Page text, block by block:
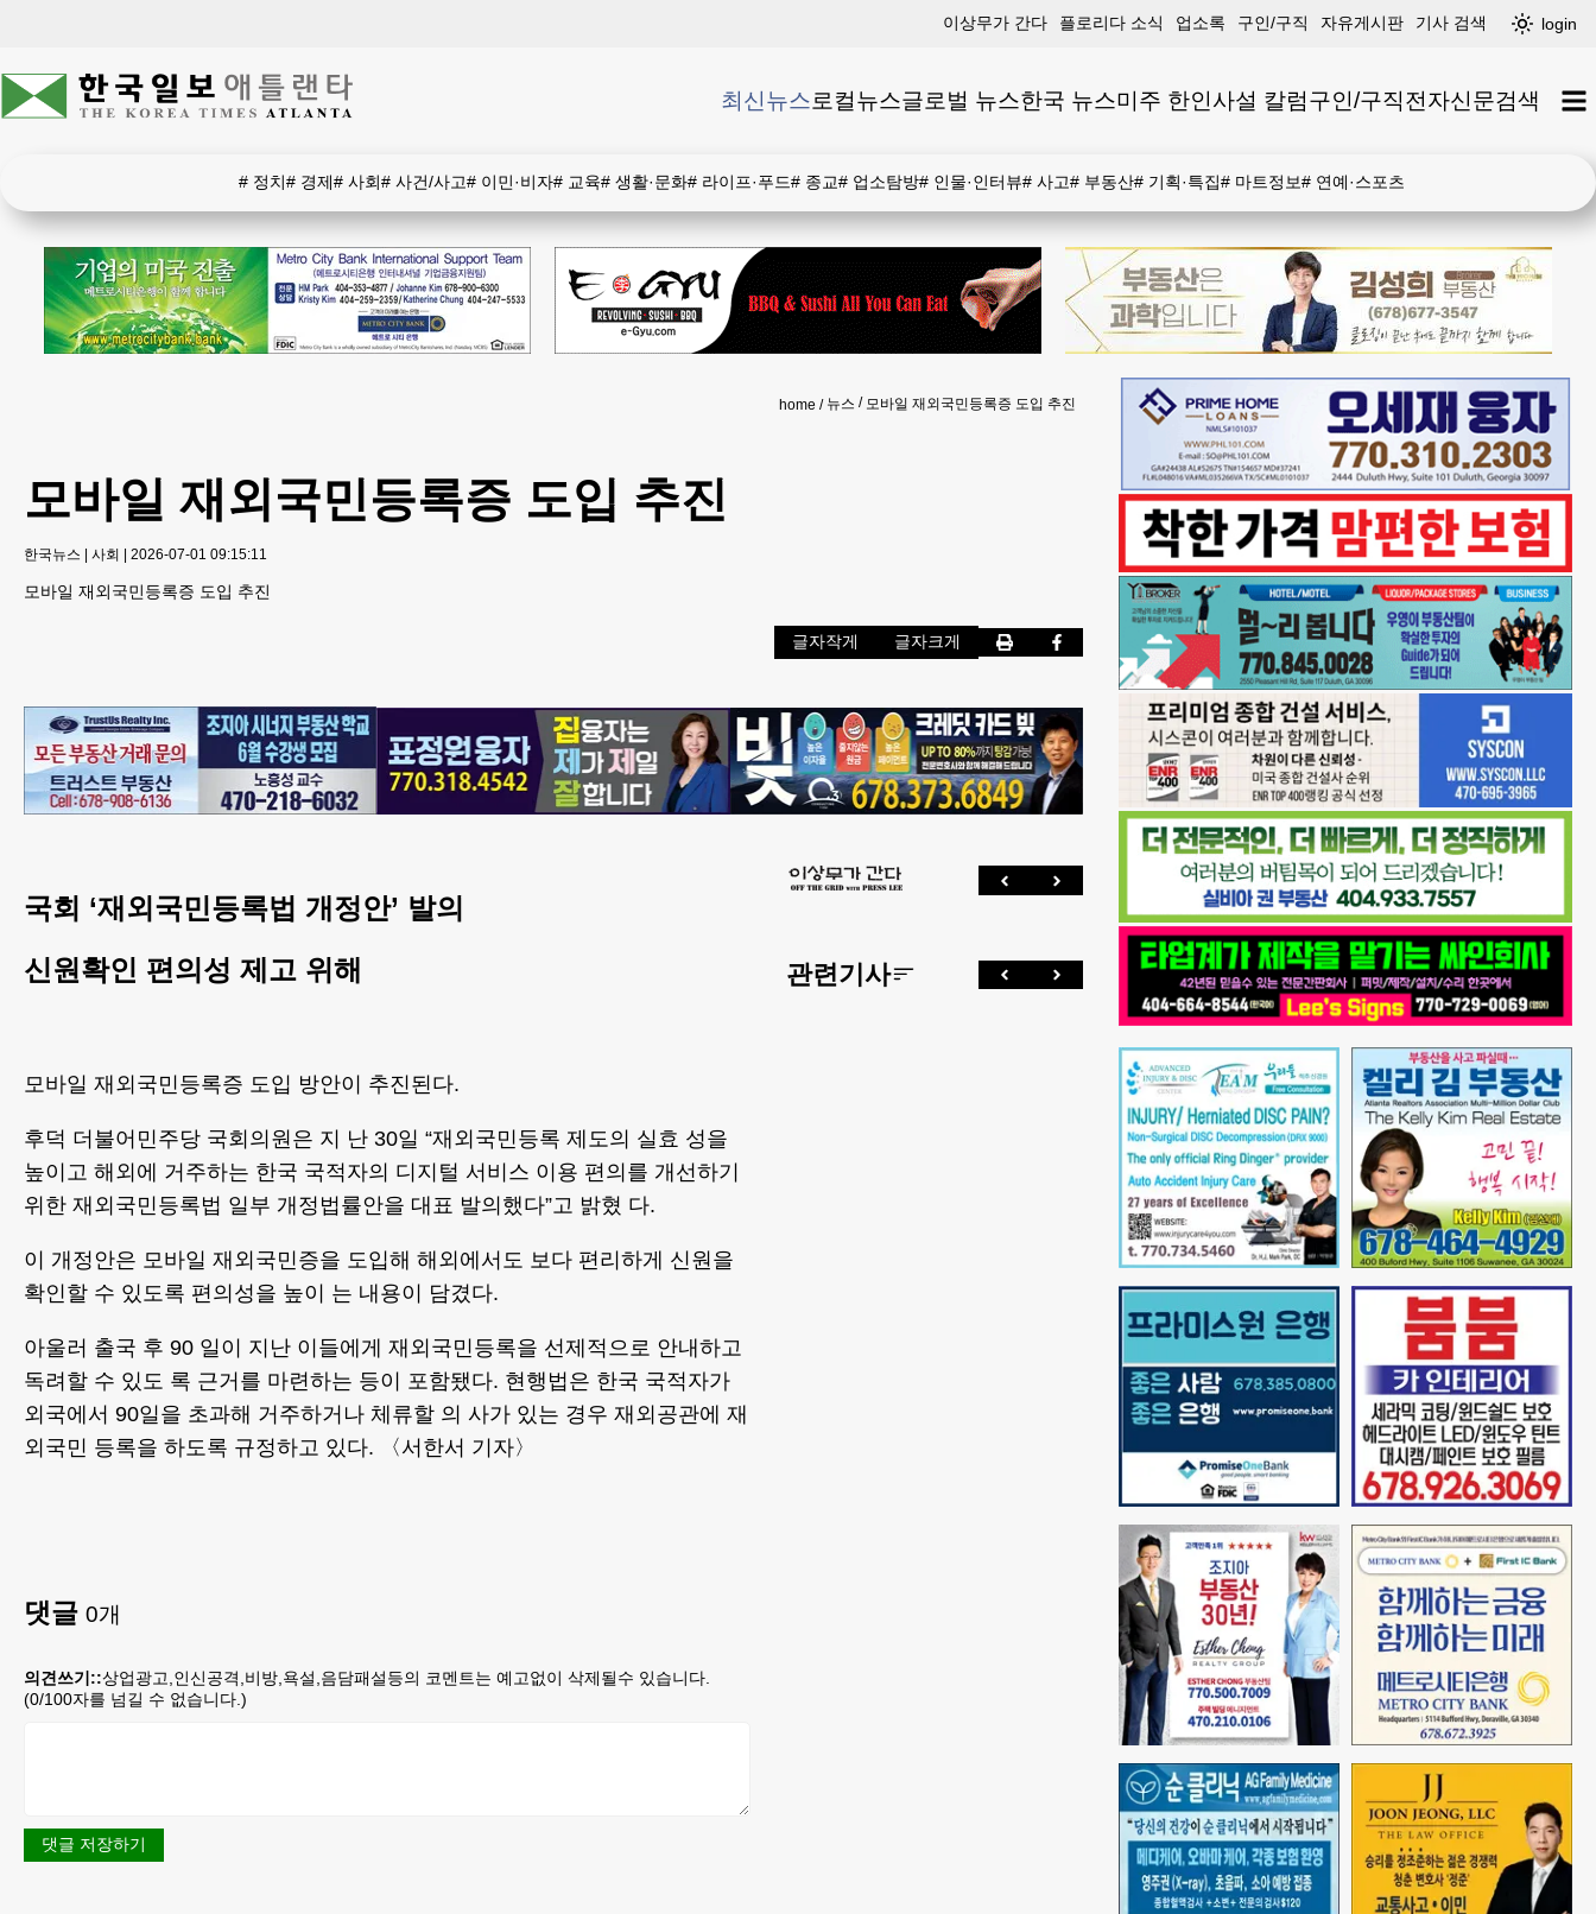
이상무가 간다 플로리다 소식 업소록 구인/구직 자유게시판 기사 검색 login
최신뉴스로컬뉴스글로벌 뉴스한국 뉴스미주 한인사설 칼럼구인/구직전자신문검색
# 정치# 경제# 사회# 사건/사고# 이민·비자# 교육# 생활·문화# 라이프·푸드# 종교# 업소탐방# 인물·인터뷰# 사고# 부동산# 기획·특집# 마트정보# 연예·스포츠
home 뉴스 모바일 재외국민등록증 도입 추진
모바일 재외국민등록증 도입 추진
한국뉴스 | 사회 | 2026-07-01 09:15:11
모바일 재외국민등록증 도입 추진
글자작게 글자크게
국회 ‘재외국민등록법 개정안’ 발의
신원확인 편의성 제고 위해
모바일 재외국민등록증 도입 방안이 추진된다.
후덕 더불어민주당 국회의원은 지 난 30일 “재외국민등록 제도의 실효 성을
높이고 해외에 거주하는 한국 국적자의 디지털 서비스 이용 편의를 개선하기
위한 재외국민등록법 일부 개정법률안을 대표 발의했다”고 밝혔 다.
이 개정안은 모바일 재외국민증을 도입해 해외에서도 보다 편리하게 신원을
확인할 수 있도록 편의성을 높이 는 내용이 담겼다.
아울러 출국 후 90 일이 지난 이들에게 재외국민등록을 선제적으로 안내하고
독려할 수 있도 록 근거를 마련하는 등이 포함됐다. 현행법은 한국 국적자가
외국에서 90일을 초과해 거주하거나 체류할 의 사가 있는 경우 재외공관에 재
외국민 등록을 하도록 규정하고 있다. 〈서한서 기자〉
댓글 0개
의견쓰기::상업광고,인신공격,비방,욕설,음담패설등의 코멘트는 예고없이 삭제될수 있습니다.
(0/100자를 넘길 수 없습니다.)
댓글 저장하기
관련기사